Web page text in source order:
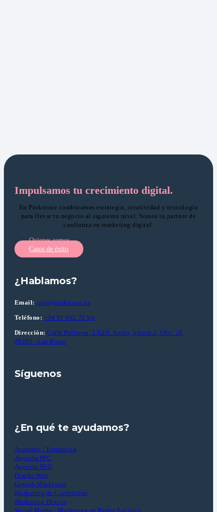
Impulsamos tu crecimiento digital.
En Pinkstone combinamos estrategia, creatividad y tecnología
para llevar tu negocio al siguiente nivel. Somos tu partner de
confianza en marketing digital.
Quienes somos
Casos de éxito
¿Hablamos?
Email: info@pinkstone.es
Teléfono: +34 91 602 72 64
Dirección: Calle Pollensa, 2 Edif. Apolo, planta 2, Ofic. 20
28290 –Las Rozas
Síguenos
¿En qué te ayudamos?
Academy / Formación
Agencia PPC
Agencia SEO
Diseño Web
Growth Marketing
Marketing de Contenidos
Marketing Directo
Social Media / Marketing en Redes Sociales